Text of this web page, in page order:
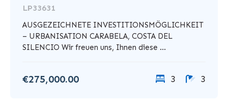
LP33631
AUSGEZEICHNETE INVESTITIONSMÖGLICHKEIT
– URBANISATION CARABELA, COSTA DEL
SILENCIO Wir freuen uns, Ihnen diese ...
€275,000.00 3 3